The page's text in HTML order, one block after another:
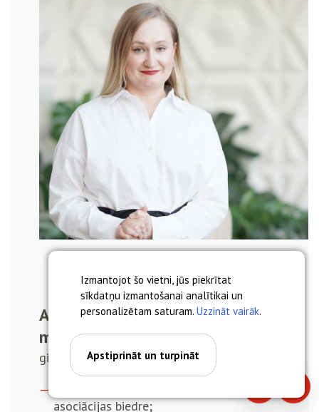
Izmantojot šo vietni, jūs piekrītat
sīkdatņu izmantošanai analītikai un
personalizētam saturam. Uzzināt vairāk.
Apstiprināt un turpināt
Anna Miskova, asoc. prof. Dr.
med.
ginekologs, dzemdību speciālists
asociācijas biedre;